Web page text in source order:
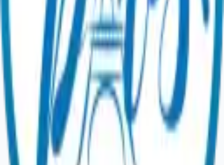
Paris en un Clic.All rights reserved.